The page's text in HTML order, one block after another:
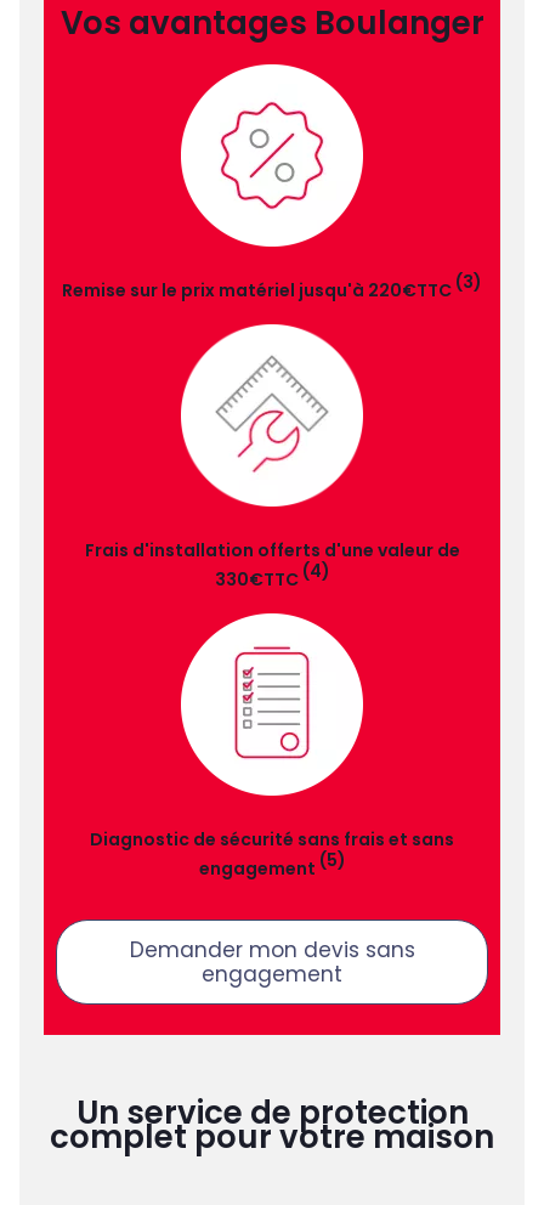
Vos avantages Boulanger
Remise sur le prix matériel jusqu'à 220€TTC (3)
Frais d'installation offerts d'une valeur de
330€TTC (4)
Diagnostic de sécurité sans frais et sans
engagement (5)
Demander mon devis sans
engagement
Un service de protection
complet pour votre maison